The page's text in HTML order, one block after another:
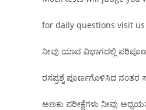
for daily questions visit
ನೀವು ಯಾವ ವಿಭಾಗದಲ್ಲಿ
ರಸಪ್ರಶ್ನೆ ಪೂರ್ಣಗೊಳಿಸಿದ ನಂತರ
ಅಣಕು ಪರೀಕ್ಷೆಗಳು ನೀವು